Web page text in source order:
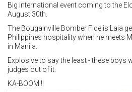
Big international event coming to the
August 30th.
The Bougainville Bomber Fidelis Laia
Philippines hospitality when he meets
in Manila.
Explosive to say the least - these boys
judges out of it.
KA-BOOM !!